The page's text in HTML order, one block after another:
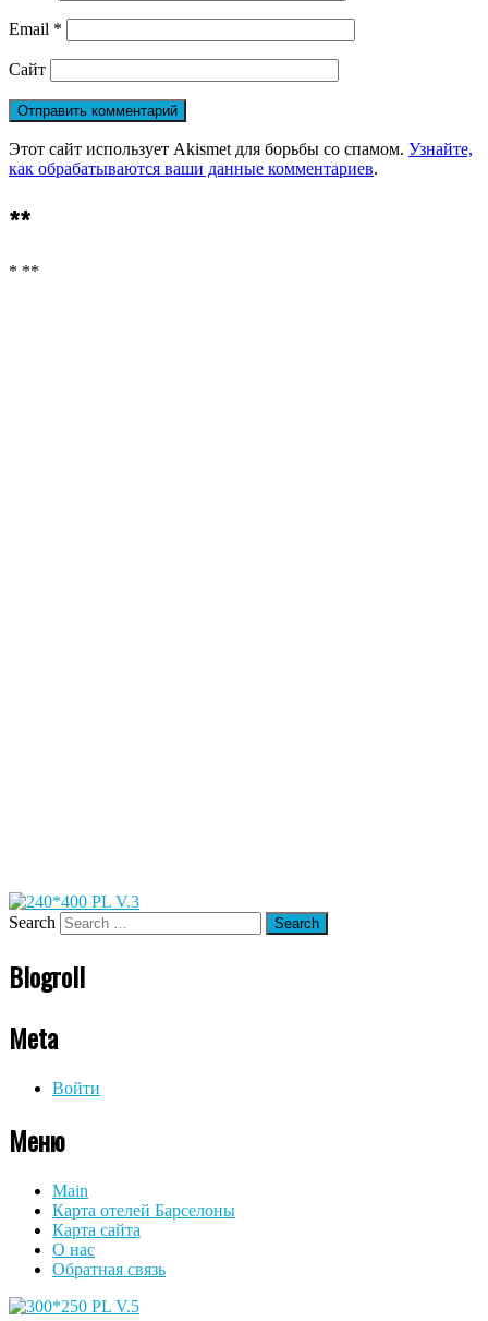
Email *
Сайт
Этот сайт использует Akismet для борьбы со спамом. Узнайте,
как обрабатываются ваши данные комментариев.
**
* **
Search
Blogroll
Meta
Войти
Меню
Main
Карта отелей Барселоны
Карта сайта
О нас
Обратная связь